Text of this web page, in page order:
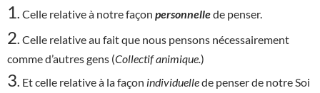
1 Celle relative à notre façon personnellede penser.
2 Celle relative au fait que nous pensons nécessairement
comme d’autres gens (Collectif animique.)
3 Et celle relative à la façon individuellede penser de notre Soi